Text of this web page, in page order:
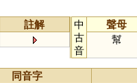
註解
中
古
音
聲母
幫
同音字